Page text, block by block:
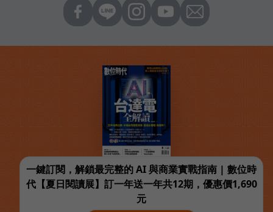
一鍵訂閱，解鎖最完整的 AI 與商業實戰指南 | 數位時
代【夏日閱讀展】訂一年送一年共12期，優惠價1,690
元